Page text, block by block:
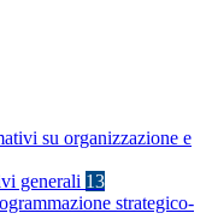
su organizzazione e
generali 13
strategico-